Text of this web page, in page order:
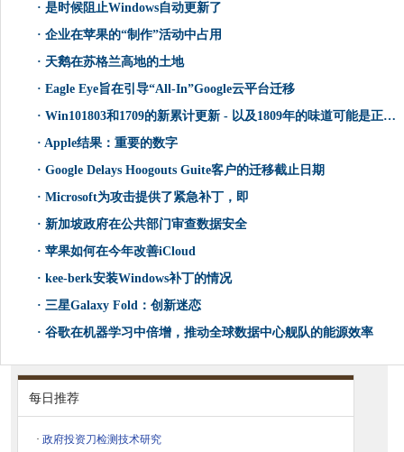
· 是时候阻止Windows自动更新了
· 企业在苹果的“制作”活动中占用
· 天鹅在苏格兰高地的土地
· Eagle Eye旨在引导“All-In”Google云平台迁移
· Win101803和1709的新累计更新 - 以及1809年的味道可能是正确的
· Apple结果：重要的数字
· Google Delays Hoogouts Guite客户的迁移截止日期
· Microsoft为攻击提供了紧急补丁，即
· 新加坡政府在公共部门审查数据安全
· 苹果如何在今年改善iCloud
· kee-berk安装Windows补丁的情况
· 三星Galaxy Fold：创新迷恋
· 谷歌在机器学习中倍增，推动全球数据中心舰队的能源效率
每日推荐
· 政府投资刀检测技术研究